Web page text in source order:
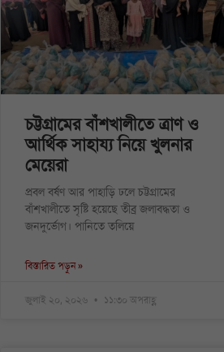
চট্টগ্রামের বাঁশখালীতে ত্রাণ ও
আর্থিক সাহায্য নিয়ে খুলনার
মেয়েরা
প্রবল বর্ষণ আর পাহাড়ি ঢলে চট্টগ্রামের
বাঁশখালীতে সৃষ্টি হয়েছে তীব্র জলাবদ্ধতা ও
জনদুর্ভোগ। পানিতে তলিয়ে
বিস্তারিত পড়ুন »
জুলাই ২০, ২০২৬ ১১:৩০ অপরাহ্ণ